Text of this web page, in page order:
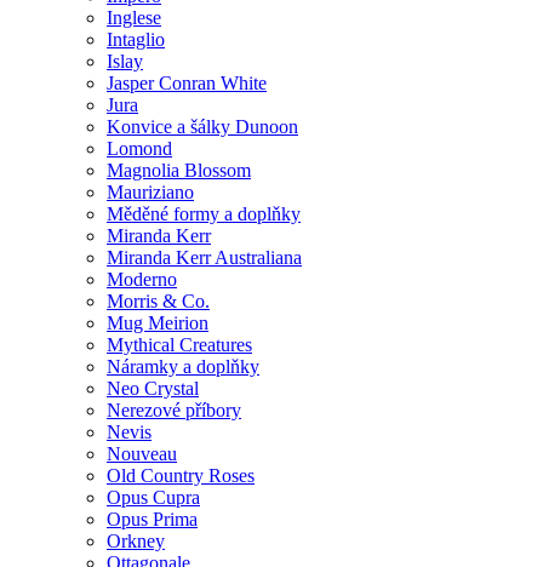
Inglese
Intaglio
Islay
Jasper Conran White
Jura
Konvice a šálky Dunoon
Lomond
Magnolia Blossom
Mauriziano
Měděné formy a doplňky
Miranda Kerr
Miranda Kerr Australiana
Moderno
Morris & Co.
Mug Meirion
Mythical Creatures
Náramky a doplňky
Neo Crystal
Nerezové příbory
Nevis
Nouveau
Old Country Roses
Opus Cupra
Opus Prima
Orkney